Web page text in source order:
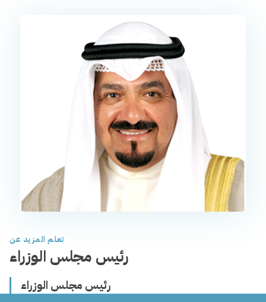
تعلم المزيد عن
رئيس مجلس الوزراء
رئيس مجلس الوزراء